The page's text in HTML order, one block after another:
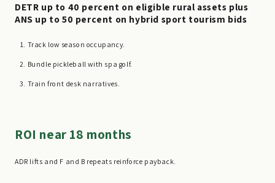
DETR up to 40 percent on eligible rural assets plus
ANS up to 50 percent on hybrid sport tourism bids
Track low season occupancy.
Bundle pickleball with spa golf.
Train front desk narratives.
ROI near 18 months
ADR lifts and F and B repeats reinforce payback.